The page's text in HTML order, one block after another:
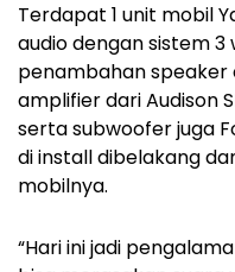
Terdapat 1 unit mobil
audio dengan sistem
penambahan speaker
amplifier dari Audison
serta subwoofer juga
di install dibelakang
mobilnya.
“Hari ini jadi